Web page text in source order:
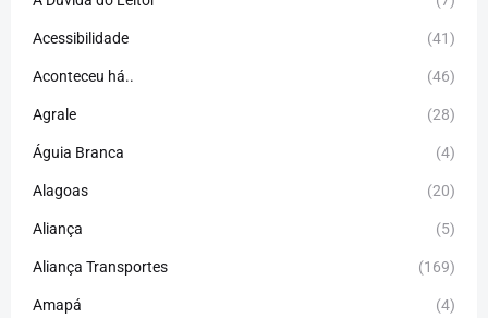
Acessibilidade (41)
Aconteceu há.. (46)
Agrale (28)
Águia Branca (4)
Alagoas (20)
Aliança (5)
Aliança Transportes (169)
Amapá (4)